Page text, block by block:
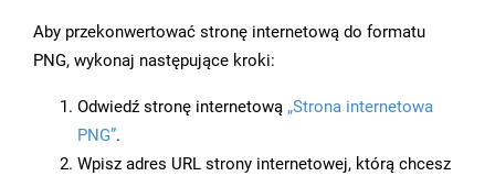
Aby przekonwertować stronę internetową do formatu
PNG, wykonaj następujące kroki:
Odwiedź stronę internetową „Strona internetowa
PNG”.
Wpisz adres URL strony internetowej, którą chcesz